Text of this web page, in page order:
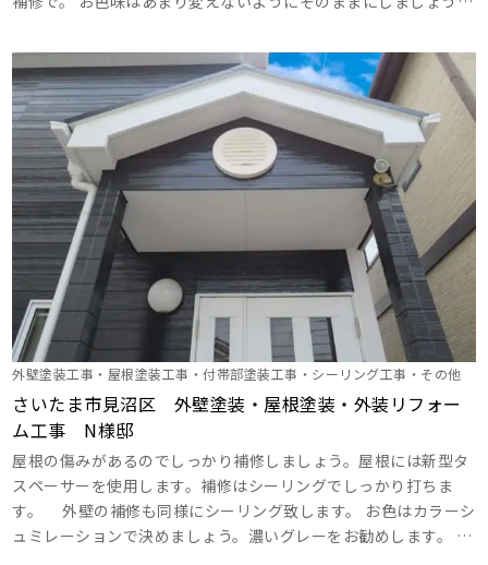
しく仕上げます。 ･･･
外壁塗装工事・屋根塗装工事・付帯部塗装工事・シーリング工事・その他
さいたま市見沼区 外壁塗装・屋根塗装・外装リフォー
ム工事 N様邸
屋根の傷みがあるのでしっかり補修しましょう。屋根には新型タ
スペーサーを使用します。補修はシーリングでしっかり打ちま
す。 外壁の補修も同様にシーリング致します。 お色はカラーシ
ュミレーションで決めましょう。濃いグレーをお勧めします。 斬